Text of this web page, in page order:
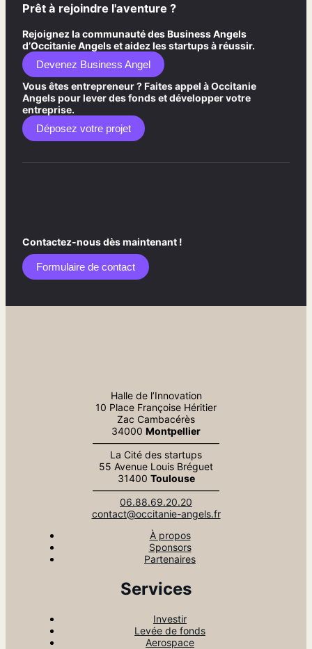
Prêt à rejoindre l'aventure ?
Rejoignez la communauté des Business Angels
d’Occitanie Angels et aidez les startups à réussir.
Devenez Business Angel
Vous êtes entrepreneur ? Faites appel à Occitanie
Angels pour lever des fonds et développer votre
entreprise.
Déposez votre projet
Contactez-nous dès maintenant !
Formulaire de contact​
Halle de l’Innovation
10 Place Françoise Héritier
Zac Cambacérès
34000 Montpellier
—————————————
La Cité des startups
55 Avenue Louis Bréguet
31400 Toulouse
—————————————
06.88.69.20.20
contact@occitanie-angels.fr
À propos
Sponsors
Partenaires
Services
Investir
Levée de fonds
Aerospace